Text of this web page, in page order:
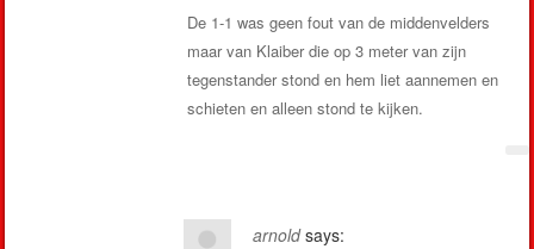
De 1-1 was geen fout van de middenvelders
maar van Klaiber die op 3 meter van zijn
tegenstander stond en hem liet aannemen en
schieten en alleen stond te kijken.
arnold says: